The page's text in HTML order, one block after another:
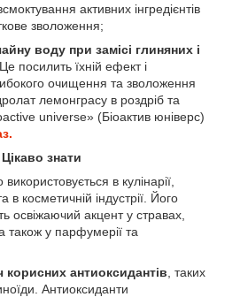
активних інгредієнтів
зволоження;
воду при замісі глиняних і
Це посилить їхній ефект і
очищення та зволоження
лемонграсу в роздріб та
universe» (Біоактив юніверс)
Цікаво знати
в кулінарії,
в косметичній індустрії. Його
освіжаючий акцент у стравах,
також у парфумерії та
корисних антиоксидантів , таких
Антиоксиданти